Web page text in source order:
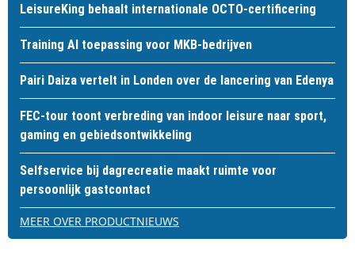
LeisureKing behaalt internationale OCTO-certificering
Training AI toepassing voor MKB-bedrijven
Pairi Daiza vertelt in Londen over de lancering van Edenya
FEC-tour toont verbreding van indoor leisure naar sport,
gaming en gebiedsontwikkeling
Selfservice bij dagrecreatie maakt ruimte voor
persoonlijk gastcontact
MEER OVER PRODUCTNIEUWS